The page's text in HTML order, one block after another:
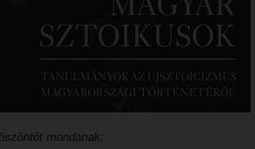
mondanak: